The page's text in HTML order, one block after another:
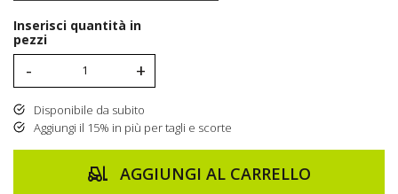
Inserisci quantità in
pezzi
- +
Disponibile da subito
Aggiungi il 15% in più per tagli e scorte
AGGIUNGI AL CARRELLO